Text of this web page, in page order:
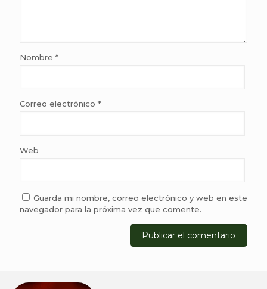
Nombre *
Correo electrónico *
Web
Guarda mi nombre, correo electrónico y web en este
navegador para la próxima vez que comente.